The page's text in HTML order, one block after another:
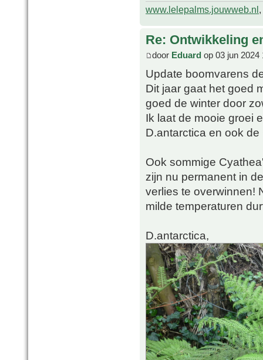
www.lelepalms.jouwweb.nl
Re: Ontwikkeling
door Eduard op 03 jun 2024
Update boomvarens
Dit jaar gaat het goed
goed de winter door
Ik laat de mooie groei
D.antarctica en ook de
Ook sommige
zijn nu permanent in
verlies te overwinnen!
milde temperaturen
D.antarctica,